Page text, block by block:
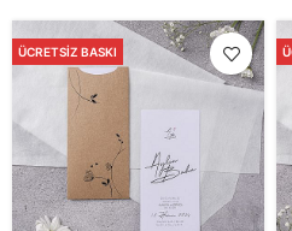
ÜCRETSIZ BASKI